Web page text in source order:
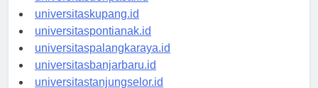
universitasdenpasar.id
universitaskupang.id
universitaspontianak.id
universitaspalangkaraya.id
universitasbanjarbaru.id